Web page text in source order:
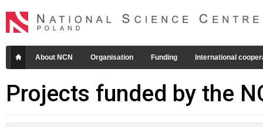
About NCN Organisation Funding International
Projects funded by the